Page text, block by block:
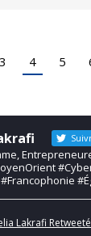
3 4 5
Lakrafi Retweeté